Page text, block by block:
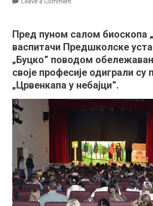
представа
поводом
Дана
васпитача
Пред пуном салом биоскопа
васпитачи Предшколске
„Буцко” поводом
своје професије одиграли су
„Црвенкапа у небајци”.